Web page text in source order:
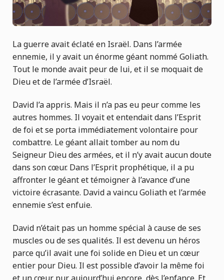
La guerre avait éclaté en Israël. Dans l’armée
ennemie, il y avait un énorme géant nommé Goliath.
Tout le monde avait peur de lui, et il se moquait de
Dieu et de l’armée d’Israël.
David l’a appris. Mais il n’a pas eu peur comme les
autres hommes. Il voyait et entendait dans l’Esprit
de foi et se porta immédiatement volontaire pour
combattre. Le géant allait tomber au nom du
Seigneur Dieu des armées, et il n’y avait aucun doute
dans son cœur. Dans l’Esprit prophétique, il a pu
affronter le géant et témoigner à l’avance d’une
victoire écrasante. David a vaincu Goliath et l’armée
ennemie s’est enfuie.
David n’était pas un homme spécial à cause de ses
muscles ou de ses qualités. Il est devenu un héros
parce qu’il avait une foi solide en Dieu et un cœur
entier pour Dieu. Il est possible d’avoir la même foi
et un cœur pur aujourd’hui encore, dès l’enfance. Et